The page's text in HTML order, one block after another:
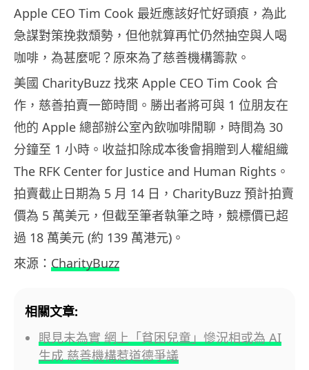
Apple CEO Tim Cook 最近應該好忙好頭㾗，為此
急謀對策挽救頹勢，但他就算再忙仍然抽空與人喝
咖啡，為甚麼呢？原來為了慈善機構籌款。
美國 CharityBuzz 找來 Apple CEO Tim Cook 合
作，慈善拍賣一節時間。勝出者將可與 1 位朋友在
他的 Apple 總部辦公室內飲咖啡閒聊，時間為 30
分鐘至 1 小時。收益扣除成本後會捐贈到人權組織
The RFK Center for Justice and Human Rights。
拍賣截止日期為 5 月 14 日，CharityBuzz 預計拍賣
價為 5 萬美元，但截至筆者執筆之時，競標價已超
過 18 萬美元 (約 139 萬港元)。
來源： CharityBuzz
相關文章:
眼見未為實 網上「貧困兒童」慘況相或為 AI
生成 慈善機構惹道德爭議